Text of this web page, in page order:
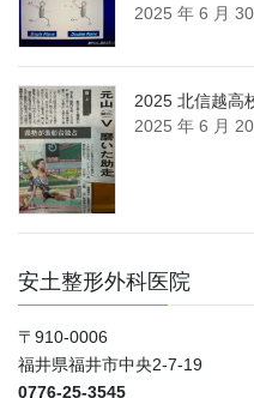
2025 年 6 月
2025 北信越高
2025 年 6 月
安土整形外科医院
〒910-0006
福井県福井市中央2-7-19
0776-25-3545